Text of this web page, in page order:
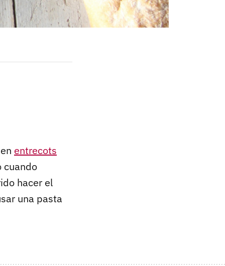
entrecots
cuando
hacer el
una pasta